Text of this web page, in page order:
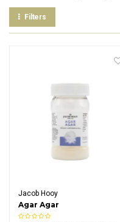
Filters
Jacob Hooy
Agar Agar